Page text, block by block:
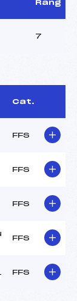
Rang
7
Cat.
FFS
FFS
FFS
FFS
FFS